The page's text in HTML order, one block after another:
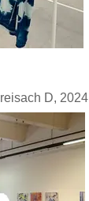
D, 2024